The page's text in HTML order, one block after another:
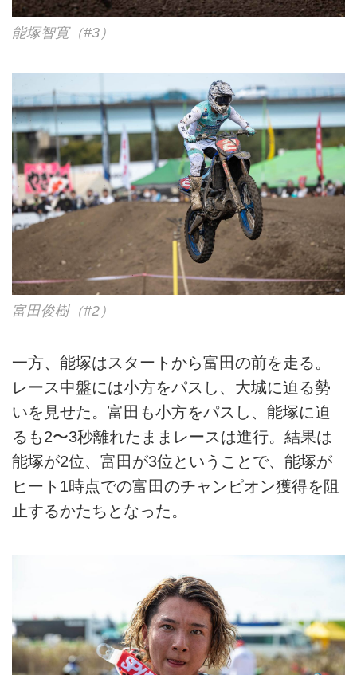
能塚智寛（#3）
富田俊樹（#2）
一方、能塚はスタートから富田の前を走る。
レース中盤には小方をパスし、大城に迫る勢
いを見せた。富田も小方をパスし、能塚に迫
るも2〜3秒離れたままレースは進行。結果は
能塚が2位、富田が3位ということで、能塚が
ヒート1時点での富田のチャンピオン獲得を阻
止するかたちとなった。